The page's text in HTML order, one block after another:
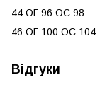
44 ОГ 96 ОС 98
46 ОГ 100 ОС 104
Відгуки